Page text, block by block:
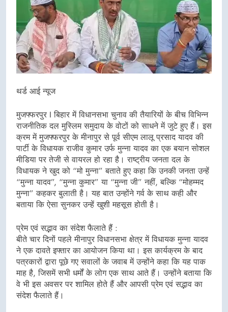
थर्ड आई न्यूज
मुजफ्फरपुर I बिहार में विधानसभा चुनाव की तैयारियों के बीच विभिन्न
राजनीतिक दल मुस्लिम समुदाय के वोटों को साधने में जुटे हुए हैं। इस
क्रम में मुजफ्फरपुर के मीनापुर से पूर्व सीएम लालू प्रसाद यादव की
पार्टी के विधायक राजीव कुमार उर्फ मुन्ना यादव का एक बयान सोशल
मीडिया पर तेजी से वायरल हो रहा है। राष्ट्रीय जनता दल के
विधायक ने खुद को “मो मुन्ना” बताते हुए कहा कि उनकी जनता उन्हें
“मुन्ना यादव”, “मुन्ना कुमार” या “मुन्ना जी” नहीं, बल्कि “मोहम्मद
मुन्ना” कहकर बुलाती है। यह बात उन्होंने गर्व के साथ कही और
बताया कि ऐसा सुनकर उन्हें खुशी महसूस होती है।
प्रेम एवं सद्भाव का संदेश फैलाते हैं :
बीते चार दिनों पहले मीनापुर विधानसभा क्षेत्र में विधायक मुन्ना यादव
ने एक दावते इफ्तार का आयोजन किया था। इस कार्यक्रम के बाद
पत्रकारों द्वारा पूछे गए सवालों के जवाब में उन्होंने कहा कि यह पाक
माह है, जिसमें सभी धर्मों के लोग एक साथ आते हैं। उन्होंने बताया कि
वे भी इस अवसर पर शामिल होते हैं और आपसी प्रेम एवं सद्भाव का
संदेश फैलाते हैं।